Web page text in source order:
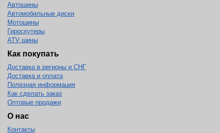
Long March
Longtraxx
Magnum
Marangoni
Marcher
Marshal
Massimo
Mastercraft
Автошины
Автомобильные диски
Мотошины
Гироскутеры
ATV шины
Как покупать
Доставка в регионы и СНГ
Доставка и оплата
Полезная информация
Как сделать заказ
Оптовые продажи
О нас
Контакты